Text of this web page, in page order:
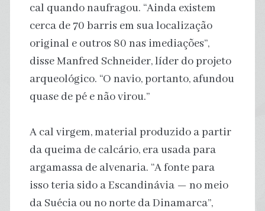
cal quando naufragou. “Ainda existem
cerca de 70 barris em sua localização
original e outros 80 nas imediações”,
disse Manfred Schneider, líder do projeto
arqueológico. “O navio, portanto, afundou
quase de pé e não virou.”
A cal virgem, material produzido a partir
da queima de calcário, era usada para
argamassa de alvenaria. “A fonte para
isso teria sido a Escandinávia — no meio
da Suécia ou no norte da Dinamarca”,